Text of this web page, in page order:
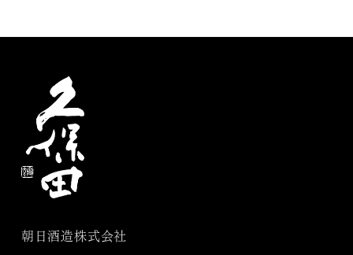
朝日酒造株式会社